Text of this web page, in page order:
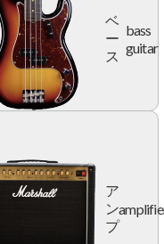
ベ
ー
ス
bass
guitar
ア
ン
プ